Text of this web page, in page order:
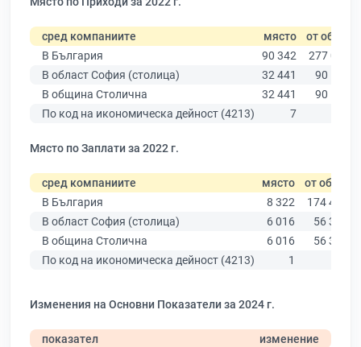
сред компаниите място от общо
В България
90 342
277 019
В област София (столица)
32 441
90 178
В община Столична
32 441
90 178
По код на икономическа дейност (4213)
7
Място по Заплати за 2022 г.
сред компаниите място от общо
В България
8 322
174 403
В област София (столица)
6 016
56 378
В община Столична
6 016
56 378
По код на икономическа дейност (4213)
1
Изменения на Основни Показатели за 2024 г.
показател
изменение